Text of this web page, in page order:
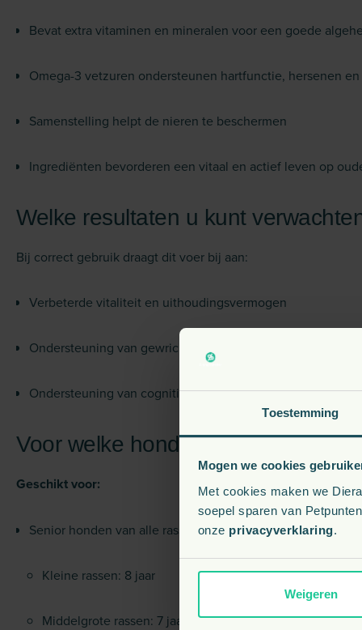
Toestemming
Mogen we cookies
Met cookies maken we
soepel sparen van
onze privacyverklaring.
Weigeren
Bevat extra vitaminen en mineralen voor een goede
Omega-3 vetzuren ondersteunen hartfunctie, hersenen
Samenstelling helpt de nieren te beschermen
Ingrediënten bevorderen een vitaal en actief leven op
Welke resultaten u kunt
Bij correct gebruik draagt dit voer bij aan:
Verbeterde vitaliteit en uithoudingsvermogen
Ondersteuning van gewrichten en hartfunctie
Ondersteuning van cognitieve functies op oudere leeftijd
Voor welke honden is dit voer
Geschikt voor:
Senior honden van alle rassen vanaf:
Kleine rassen: 8 jaar
Middelgrote rassen: 7 jaar